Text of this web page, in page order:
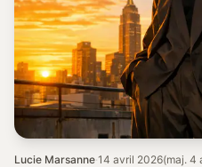
Lucie Marsanne·14 avril 2026(maj. 4